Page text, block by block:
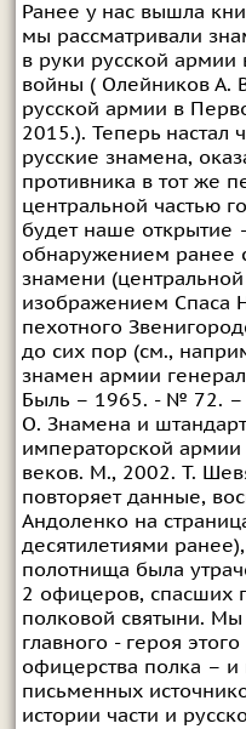
Ранее у нас вышла
мы рассматривали
в руки русской
войны ( Олейников А.
русской армии в
2015.). Теперь настал
русские знамена,
противника в тот же
центральной частью
будет наше открытие
обнаружением ранее
знамени
изображением Спаса
пехотного
до сих пор (см.,
знамен армии
Быль – 1965. - № 72. –
О. Знамена и
императорской
веков. М., 2002. Т.
повторяет данные,
Андоленко на
десятилетиями
полотнища была
2 офицеров, спасших
полковой святыни.
главного - героя
офицерства полка –
письменных
истории части и